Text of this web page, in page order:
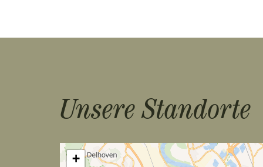
a
Unsere Standorte
+